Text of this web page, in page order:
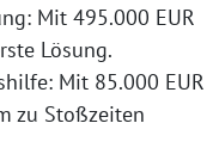
Mit 495.000 EUR
Lösung.
Mit 85.000 EUR
zu Stoßzeiten